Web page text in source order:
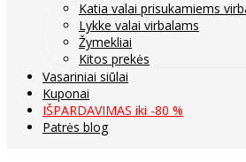
Katia valai prisukamiems
Lykke valai virbalams
Žymekliai
Kitos prekės
Vasariniai siūlai
Kuponai
IŠPARDAVIMAS iki -80 %
Patrės blog